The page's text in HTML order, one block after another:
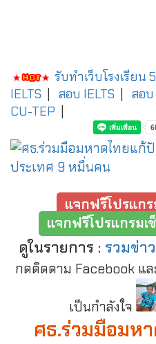
รับทำเว็บโรงเรียน
IELTS
สอบ IELTS สอบ
CU-TEP
แจกฟรีโปรแกร
แจกฟรีโปรแกรม
ดูในรายการ : รวมข่า
กดติดตาม Facebook แล
เป็นกำลังใจ
ศธ.ร่วมมือมห